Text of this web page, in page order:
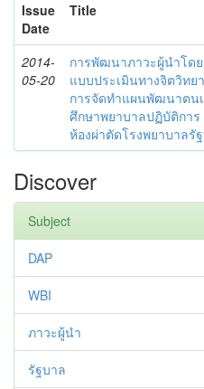
Issue
Date
Title
2014-
05-20
การพัฒนาภาวะผู้นำโด
แบบประเมินทางจิตวิทย
การจัดทำแผนพัฒนาตน
ศึกษาพยาบาลปฏิบัติการ
ห้องผ่าตัดโรงพยาบาลรั
Discover
Subject
DAP
WBI
ภาวะผู้นำ
รัฐบาล